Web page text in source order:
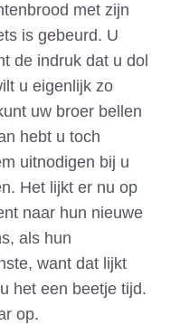
met zijn
is gebeurd. U
de indruk dat u dol
u eigenlijk zo
uw broer bellen
hebt u toch
uitnodigen bij u
Het lijkt er nu op
naar hun nieuwe
als hun
want dat lijkt
het een beetje tijd.
op.